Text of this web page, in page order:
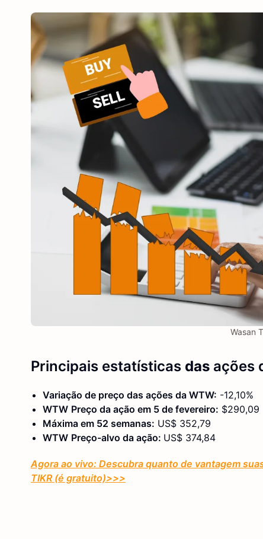
Wasan
Principais estatísticas das ações
Variação de preço das ações da WTW: -12,10%
WTW Preço da ação em 5 de fevereiro: $290,09
Máxima em 52 semanas: US$ 352,79
WTW Preço-alvo da ação: US$ 374,84
Agora ao vivo: Descubra quanto de vantagem
TIKR (é gratuito)>>>